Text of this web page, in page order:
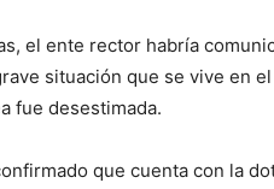
el ente rector habría
situación que se vive en
fue desestimada.
que cuenta con la